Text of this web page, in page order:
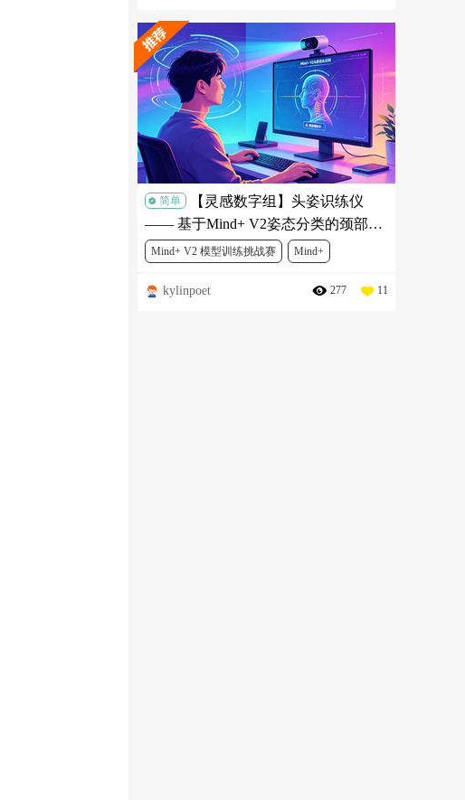
简单
【灵感数字组】头姿识练仪
—— 基于Mind+ V2姿态分类的颈部舒
缓锻炼项目
Mind+ V2 模型训练挑战赛 Mind+
人工智能
kylinpoet 277 11